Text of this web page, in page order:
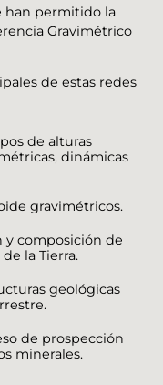
han permitido la
Gravimétrico
de estas redes
de alturas
dinámicas
gravimétricos.
y composición de
la Tierra.
geológicas
de prospección
minerales.